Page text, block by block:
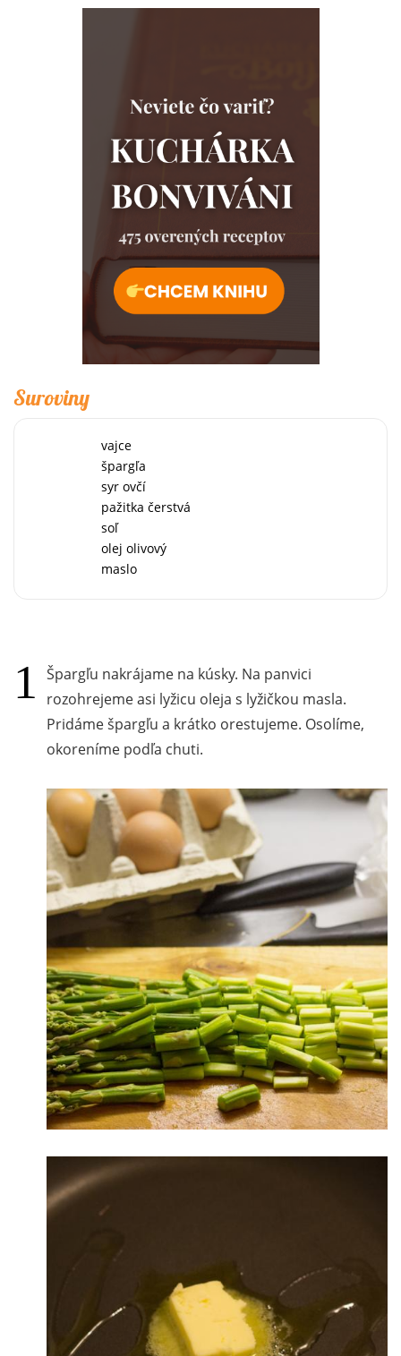
Suroviny
vajce
špargľa
syr ovčí
pažitka čerstvá
soľ
olej olivový
maslo
Špargľu nakrájame na kúsky. Na panvici
rozohrejeme asi lyžicu oleja s lyžičkou masla.
Pridáme špargľu a krátko orestujeme. Osolíme,
okoreníme podľa chuti.